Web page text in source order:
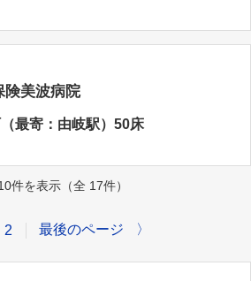
険美波病院
最寄：由岐駅）50床
件を表示（全 17件）
2 最後のページ 〉